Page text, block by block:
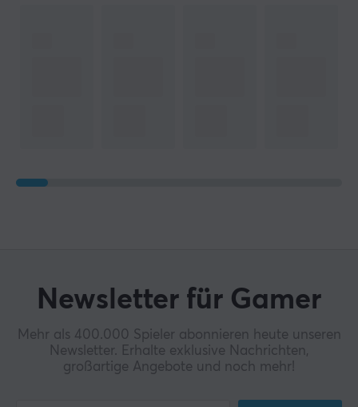
Newsletter für Gamer
Mehr als 400.000 Spieler abonnieren heute unseren
Newsletter. Erhalte exklusive Nachrichten,
großartige Angebote und noch mehr!